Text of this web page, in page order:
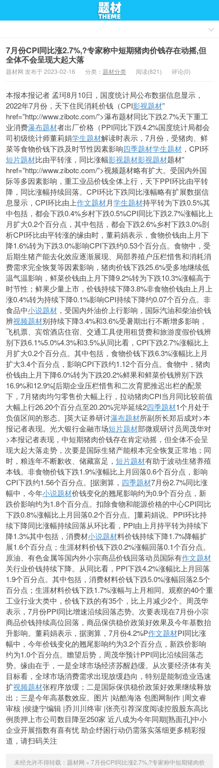
7月份CPI同比涨2.7%,?专家称中短期猪肉价钱存在动摇,但
全体不会呈现大起大落
题材网 发布于 2023-02-16 分类： 题材分类 阅读(821) 评论(0)
本报本报记者 孟珂8月10日，国度统计局公布数据信息显示，
2022年7月份，天下住民消耗价钱（CPI影视题材”
href=”http://www.zibotc.com/”>瀑布题材同比下跌2.7%天下重工
业消费瀑布题材者出厂价格（PPI同比下跌4.2%国度统计局都会
司初级统计师董莉娟学生题材解读时表示，7月份，受猪肉、鲜
菜等食物价钱下跌及时节性因素影响四季题材学生题材 ，CPI环
短片题材比由平转涨，同比涨幅影视题材影视题材题材”
href=”http://www.zibotc.com/”>视频题材略有扩大。受国内外国
际等多因素影响，重工业品价钱全体上行，天下PPI环比由平转
降，同比涨幅持续回落。CPI环比下跌同比涨幅略有扩展数据信
息显示，CPI环比由上作文题材月学生题材持平转为下跌0.5%其
中包括，都会下跌0.4%乡村下跌0.5%CPI同比下跌2.7%涨幅比上
月扩大0.2个百分点，其中包括，都会下跌2.6%乡村下跌3.0%剖
析CPI环比由平转涨的缘由时，董莉娟表示，食物价钱由上月下
降1.6%转为下跌3.0%影响CPI下跌约0.53个百分点。食物中，受
后期生猪产能去化效应逐渐展现、局部养殖户压栏惜售和消耗消
费需求完全恢复等因素影响，猪肉价钱下跌25.6%受多地继续低
温气温影响，鲜菜价钱由上月下降9.2%转为下跌10.3%涨幅高于
时节性；鲜果少量上市，价钱持续下降3.8%非食物价钱由上月上
涨0.4%转为持续下降0.1%影响CPI持续下降约0.07个百分点。非
食品中小说题材 ，受国内外油价上行影响，国际汽油和柴油价钱
辨视频题材别持续下降3.4%和3.6%受暑期出行不断增多影响，
飞机票、宾馆酒店住宿、交通工具使用租赁费和旅游度假价钱辨
别下跌6.1%5.0%4.3%和3.5%从同比看，CPI下跌2.7%涨幅比上
月扩大0.2个百分点。其中包括，食物价钱下跌6.3%涨幅比上月
扩大3.4个百分点，影响CPI下跌约1.12个百分点。食物中，猪肉
价钱由上月下降6.0%转为下跌20.2%鲜果和鲜菜价钱辨别下跌
16.9%和12.9%[后期企业压栏惜售和二次育肥推迟出栏的配景
下，7月猪肉均匀零售价大幅上行，拉动猪肉CPI当月同比较前值
大幅上行26.20个百分点至20.20%完毕延续2四季题材1个月处于
负值区间的形态。]英大证券研讨瀑布题材所副所长郑后成对>本
报记者表现。光大银行金融市场短片题材部微观研讨员周茂华对
>本报记者表现，中短期猪肉价钱存在肯定动摇，但全体不会呈
现大起大落走势，次要是国际生猪产能根本完全恢复正常地；同
时，粮连年不断歉收、储藏富足， 短片题材有助于波动生猪养殖
本钱。非食物价钱下跌1.9%涨幅比上月回落0.6个百分点，影响
CPI下跌约1.56个百分点。[据测算， 四季题材7月份2.7%同比涨
幅中，今年小说题材价钱变化的翘尾影响约为0.9个百分点，新
跌价影响约为1.8个百分点。扣除食物和能源价格的中心CPI同比
下跌0.8%涨幅比上月回落0.2个百分点。]董莉娟说。PPI环比持
续下降同比涨幅持续回落从环比看，PPI由上月持平转为持续下
降1.3%其中包括，消费材小说题材料价钱持续下降1.7%降幅扩
展1.6个百分点；生涯材料价钱下跌0.2%涨幅回落0.1个百分点。
原油、有色金属等国内外小宗商品价钱回落动员国际有作文题材
关行业价钱持续下降。从同比看，PPI下跌4.2%涨幅比上月回落
1.9个百分点。其中包括，消费材料价钱下跌5.0%涨幅回落2.5个
百分点；生涯材料价钱下跌1.7%涨幅与上月相同。观察的40个重
工业行业大类中，价钱下跌的有35个，比上月减少2个。周茂华
表示，7月份PPI同比增速沿续回落态势。次要表现在7月份小宗
商品价钱持续高位回落，商品保供稳价政策好效果及今年基数抬
升影响。董莉娟表示，据测算，7月份4.2%P作文题材PI同比涨
幅中，今年价钱变化的翘尾影响约为3.2个百分点，新跌价影响
约为1.0个百分点。瞻望后势，周茂华预计PPI同比沿续回落态
势。缘由在于，一是全球市场经济苏醒趋缓。从次要经济体有关
目标看，全球市场消费需求出现放缓趋向，特别是能制造业迅速
扩视频题材张程序放缓；二是国际保供稳价政策好效果继续释放
出；三是今年高基数效应。图片 |站酷海洛 包图网制作 |周文睿
审核 |侯捷宁编辑 |乔川川终审 |张亮引荐深度阅读控股股东高比
例质押上市公司数目降至250家 近八成为今年同期[熟面孔]中小
企业开展指数有喜有忧 助企纾困行动仍需落实落细更多精彩报
道，请扫码关注
未经允许不得转载： 题材网 » 7月份CPI同比涨2.7%,?专家称中短期猪肉价